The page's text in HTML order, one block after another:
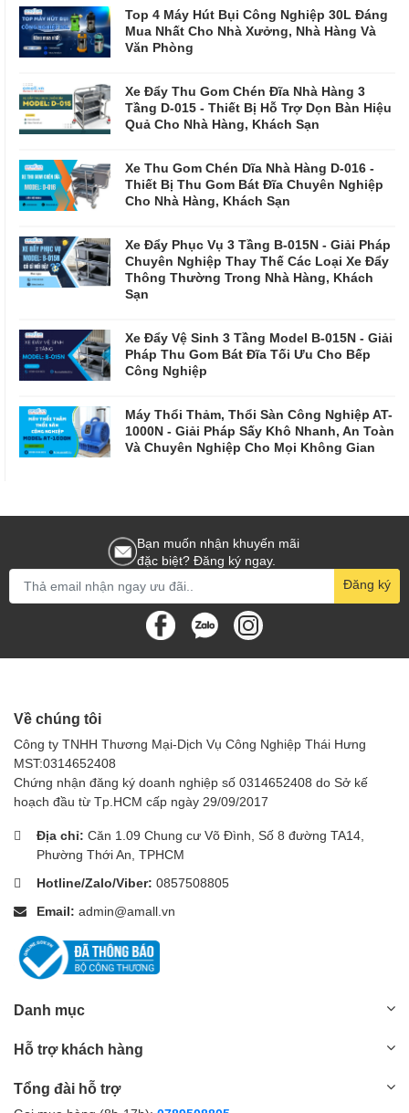
Top 4 Máy Hút Bụi Công Nghiệp 30L Đáng
Mua Nhất Cho Nhà Xưởng, Nhà Hàng Và
Văn Phòng
Xe Đẩy Thu Gom Chén Đĩa Nhà Hàng 3
Tầng D-015 - Thiết Bị Hỗ Trợ Dọn Bàn Hiệu
Quả Cho Nhà Hàng, Khách Sạn
Xe Thu Gom Chén Dĩa Nhà Hàng D-016 -
Thiết Bị Thu Gom Bát Đĩa Chuyên Nghiệp
Cho Nhà Hàng, Khách Sạn
Xe Đẩy Phục Vụ 3 Tầng B-015N - Giải Pháp
Chuyên Nghiệp Thay Thế Các Loại Xe Đẩy
Thông Thường Trong Nhà Hàng, Khách
Sạn
Xe Đẩy Vệ Sinh 3 Tầng Model B-015N - Giải
Pháp Thu Gom Bát Đĩa Tối Ưu Cho Bếp
Công Nghiệp
Máy Thổi Thảm, Thổi Sàn Công Nghiệp AT-
1000N - Giải Pháp Sấy Khô Nhanh, An Toàn
Và Chuyên Nghiệp Cho Mọi Không Gian
Bạn muốn nhận khuyến mãi
đặc biệt? Đăng ký ngay.
Đăng ký
Về chúng tôi
Công ty TNHH Thương Mại-Dịch Vụ Công Nghiệp Thái Hưng
MST:0314652408
Chứng nhận đăng ký doanh nghiệp số 0314652408 do Sở kế
hoạch đầu từ Tp.HCM cấp ngày 29/09/2017
Địa chỉ: Căn 1.09 Chung cư Võ Đình, Số 8 đường TA14,
Phường Thới An, TPHCM
Hotline/Zalo/Viber: 0857508805
Email: admin@amall.vn
Danh mục
Hỗ trợ khách hàng
Tổng đài hỗ trợ